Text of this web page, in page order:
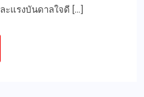
แรงบันดาลใจดี […]